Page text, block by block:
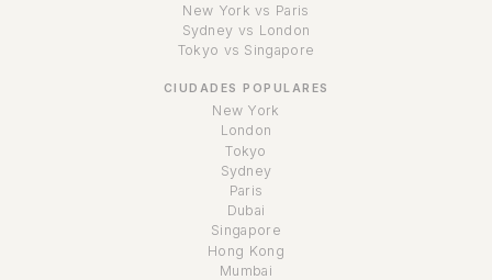
New York vs Paris
Sydney vs London
Tokyo vs Singapore
CIUDADES POPULARES
New York
London
Tokyo
Sydney
Paris
Dubai
Singapore
Hong Kong
Mumbai